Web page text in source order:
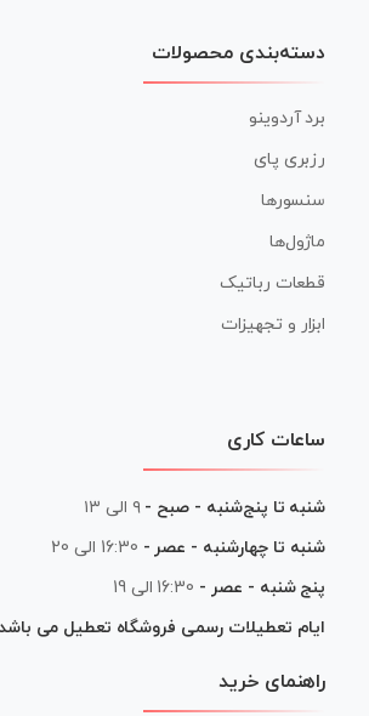
دسته‌بندی محصولات
برد آردوینو
رزبری پای
سنسورها
ماژول‌ها
قطعات رباتیک
ابزار و تجهیزات
ساعات کاری
شنبه تا پنج‌شنبه - صبح - ۹ الی ۱۳
شنبه تا چهارشنبه - عصر - 16:30 الی 20
پنج شنبه - عصر - 16:30 الی 19
ایام تعطیلات رسمی فروشگاه تعطیل می باشد
راهنمای خرید